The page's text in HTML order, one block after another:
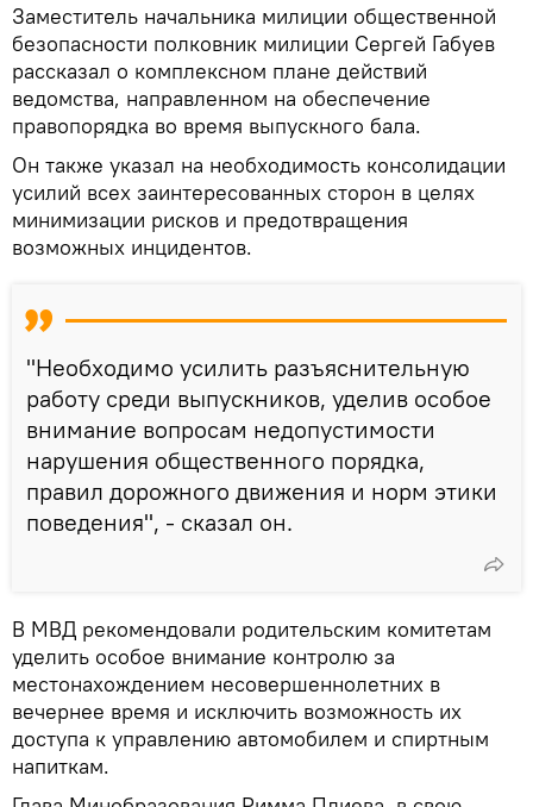
Заместитель начальника милиции общественной
безопасности полковник милиции Сергей Габуев
рассказал о комплексном плане действий
ведомства, направленном на обеспечение
правопорядка во время выпускного бала.
Он также указал на необходимость консолидации
усилий всех заинтересованных сторон в целях
минимизации рисков и предотвращения
возможных инцидентов.
"Необходимо усилить разъяснительную
работу среди выпускников, уделив особое
внимание вопросам недопустимости
нарушения общественного порядка,
правил дорожного движения и норм этики
поведения", - сказал он.
В МВД рекомендовали родительским комитетам
уделить особое внимание контролю за
местонахождением несовершеннолетних в
вечернее время и исключить возможность их
доступа к управлению автомобилем и спиртным
напиткам.